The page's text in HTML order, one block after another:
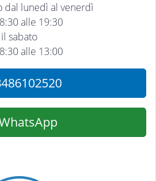
dal lunedì al venerdì
alle 19:30
il sabato
alle 13:00